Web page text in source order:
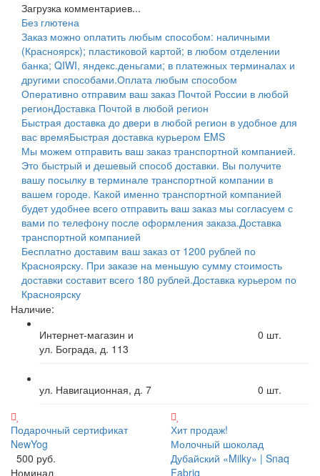
Загрузка комментариев...
Без глютена
Заказ можно оплатить любым способом: наличными
(Красноярск); пластиковой картой; в любом отделении
банка; QIWI, яндекс.деньгами; в платежных терминалах и
другими способами.Оплата любым способом
Оперативно отправим ваш заказ Почтой России в любой
регионДоставка Почтой в любой регион
Быстрая доставка до двери в любой регион в удобное для
вас времяБыстрая доставка курьером EMS
Мы можем отправить ваш заказ транспортной компанией.
Это быстрый и дешевый способ доставки. Вы получите
вашу посылку в терминале транспортной компании в
вашем городе. Какой именно транспортной компанией
будет удобнее всего отправить ваш заказ мы согласуем с
вами по телефону после оформления заказа.Доставка
транспортной компанией
Бесплатно доставим ваш заказ от 1200 рублей по
Красноярску. При заказе на меньшую сумму стоимость
доставки составит всего 180 рублей.Доставка курьером по
Красноярску
Наличие:
Интернет-магазин и
ул. Бограда, д. 113
0 шт.
ул. Навигационная, д. 7 0 шт.
Подарочный сертификат
NewYog
500 руб.
Номинал
Хит продаж!
Молочный шоколад
Дубайский «Milky» | Snaq
Fabriq